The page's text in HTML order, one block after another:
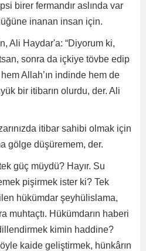
birer fermandır aslında var
inanan insan için.
Ali Haydar'a: “Diyorum ki,
sonra da içkiye tövbe edip
Allah’ın indinde hem de
bir itibarın olurdu, der. Ali
itibar sahibi olmak için
gölge düşüremem, der.
güç müydü? Hayır. Su
pişirmek ister ki? Tek
hükümdar şeyhülislama,
muhtaçtı. Hükümdarın haberi
kimin haddine?
kaide geliştirmek, hünkârın